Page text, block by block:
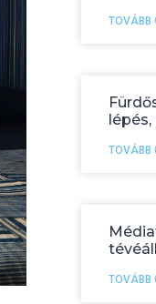
TOVÁBB
TOVÁBB
TOVÁBB